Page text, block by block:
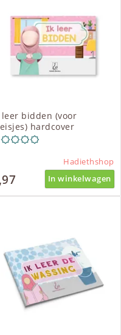
leer bidden (voor
hardcover
Hadiethshop
In winkelwagen